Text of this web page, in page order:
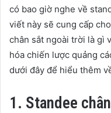
có bao giờ nghe về
viết này sẽ cung cấp
chân sắt ngoài trời là gì
hóa chiến lược quảng
dưới đây để hiểu thêm
1. Standee